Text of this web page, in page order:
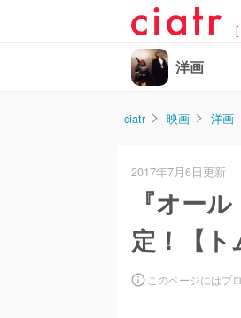
洋画
ciatr 映画 洋画
2017年7月6日更新
『オー
定！【ト
このページにはプ